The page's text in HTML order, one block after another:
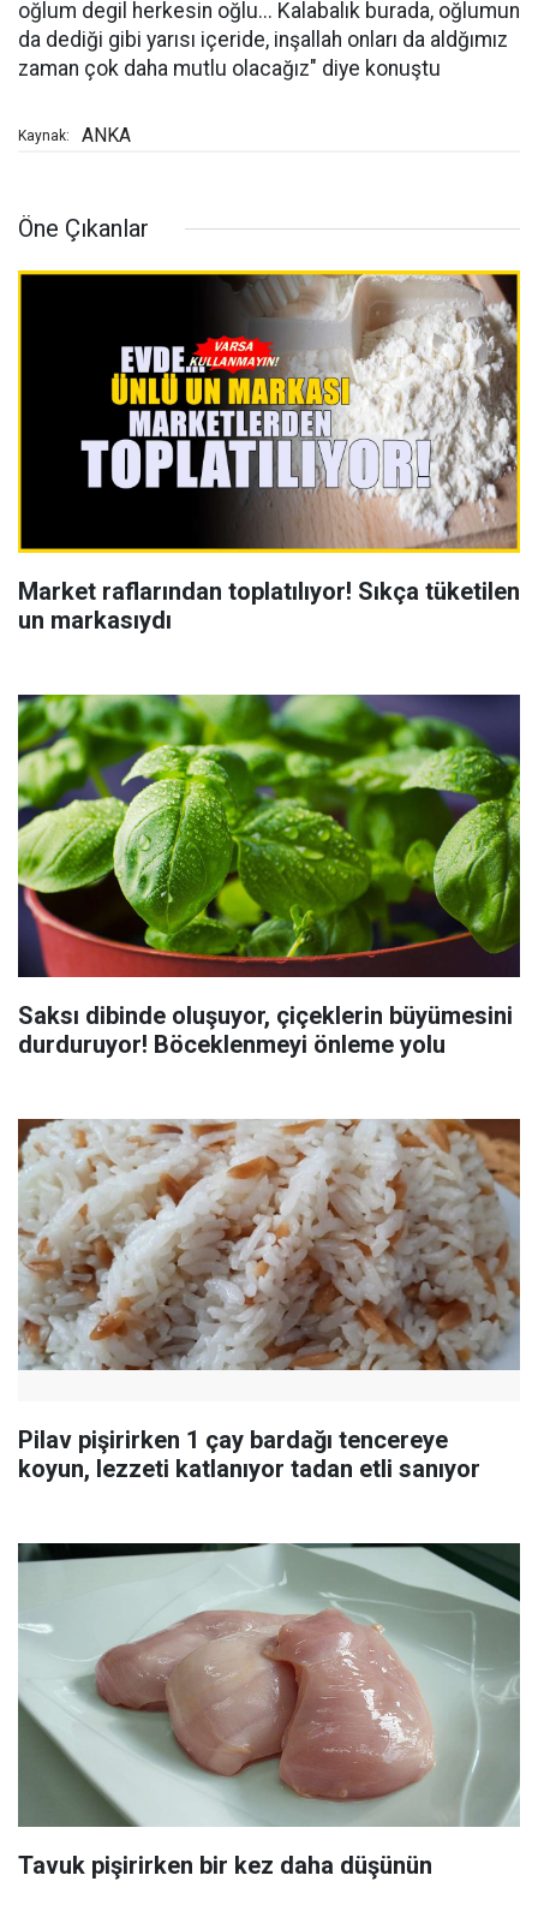
oğlum degil herkesin oğlu... Kalabalık burada, oğlumun
da dediği gibi yarısı içeride, inşallah onları da aldğımız
zaman çok daha mutlu olacağız" diye konuştu
Kaynak: ANKA
Öne Çıkanlar
Market raflarından toplatılıyor! Sıkça tüketilen
un markasıydı
Saksı dibinde oluşuyor, çiçeklerin büyümesini
durduruyor! Böceklenmeyi önleme yolu
Pilav pişirirken 1 çay bardağı tencereye
koyun, lezzeti katlanıyor tadan etli sanıyor
Tavuk pişirirken bir kez daha düşünün